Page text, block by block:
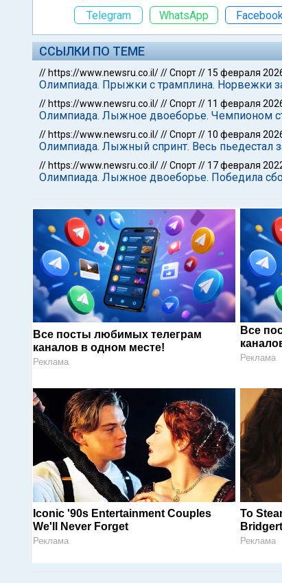
Telegram
WhatsApp Facebook
ССЫЛКИ ПО ТЕМЕ
// https://www.newsru.co.il///Спорт// 15 февраля
Олимпиада. Прыжки с трамплина. Норвежки
// https://www.newsru.co.il///Спорт// 11 февраля
Олимпиада. Лыжное двоеборье. Чемпионом
// https://www.newsru.co.il///Спорт// 10 февраля
Олимпиада. Лыжный спринт. Весь пьедестал
// https://www.newsru.co.il///Спорт// 17 февраля
Олимпиада. Лыжное двоеборье. Победила
Все посты любимых телеграм
каналов в одном месте!
Реклама
Все
Реклама
Iconic '90s Entertainment Couples
We'll Never Forget
Реклама
To
Реклама